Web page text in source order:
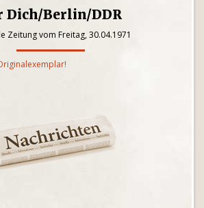
Dich/Berlin/DDR
Zeitung vom Freitag, 30.04.1971